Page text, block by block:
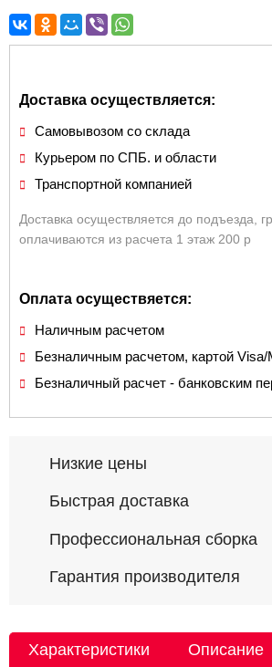
Доставка осуществляется:
Самовывозом со склада
Курьером по СПБ. и области
Транспортной компанией
Доставка осуществляется до подъезда,
оплачиваются из расчета 1 этаж 200 р
Оплата осуществяется:
Наличным расчетом
Безналичным расчетом, картой
Безналичный расчет - банковским
Низкие цены
Быстрая доставка
Профессиональная сборка
Гарантия производителя
Характеристики
Описание